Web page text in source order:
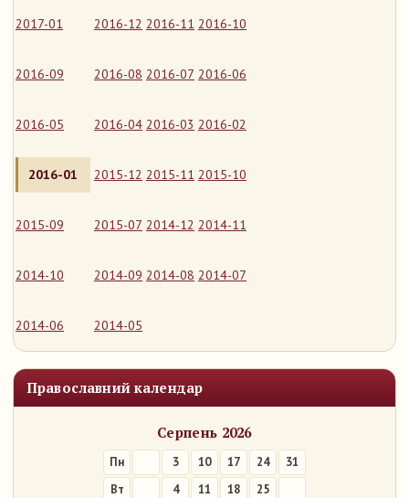
2017-01 2016-12 2016-11 2016-10
2016-09 2016-08 2016-07 2016-06
2016-05 2016-04 2016-03 2016-02
2016-01 2015-12 2015-11 2015-10
2015-09 2015-07 2014-12 2014-11
2014-10 2014-09 2014-08 2014-07
2014-06 2014-05
Православний календар
Серпень 2026
Пн 3 10 17 24
31
Вт
4 11 18
25